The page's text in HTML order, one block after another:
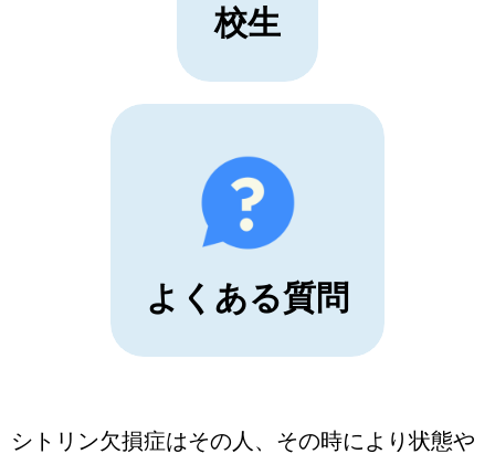
校生
よくある質問
シトリン欠損症はその人、その時により状態や